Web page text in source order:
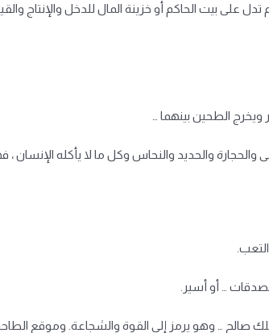
على بيت الحاكم أو خزينة المال للدخل والإنتاج
الطحين بينهما …
والحجارة والحديد والنحاس وكل ما لا يأكله الإنسان
… أو أسير.
… وهو يرمز إلى القوة والشجاعة. وموقع